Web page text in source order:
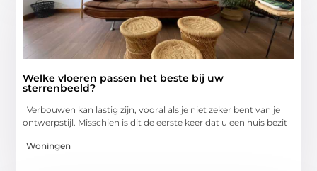
Welke vloeren passen het beste bij uw
sterrenbeeld?
Verbouwen kan lastig zijn, vooral als je niet zeker bent van je
ontwerpstijl. Misschien is dit de eerste keer dat u een huis bezit
Woningen